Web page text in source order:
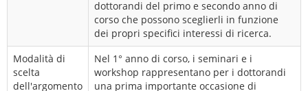
dottorandi del primo e secondo anno di
corso che possono sceglierli in funzione
dei propri specifici interessi di ricerca.
Modalità di
scelta
dell'argomento
Nel 1° anno di corso, i seminari e i
workshop rappresentano per i dottorandi
una prima importante occasione di